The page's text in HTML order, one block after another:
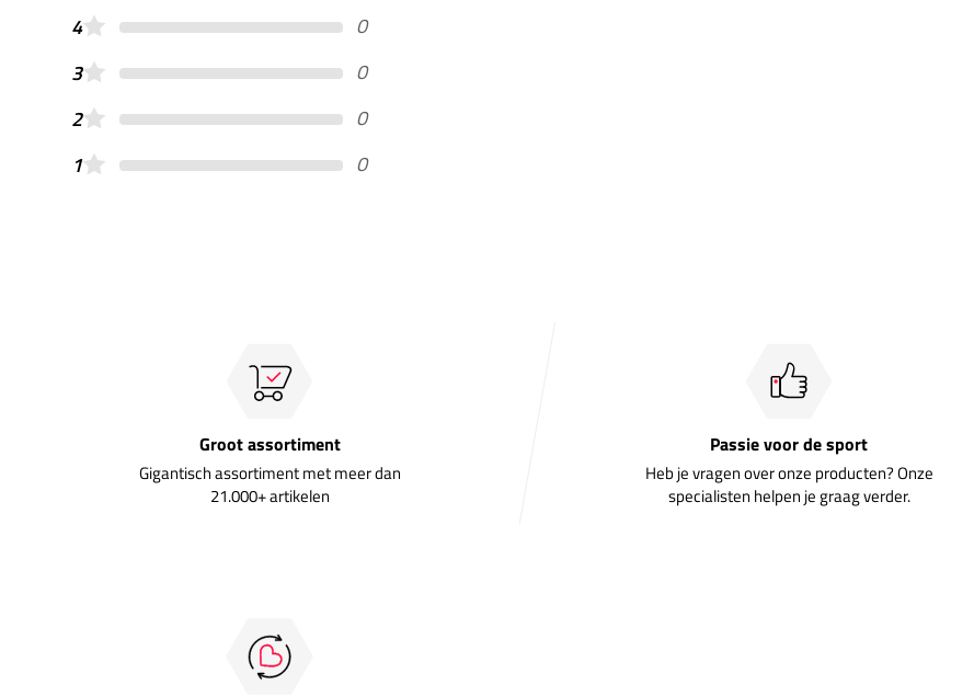
4
0
3
0
2
0
1
0
Groot assortiment
Gigantisch assortiment met meer dan
21.000+ artikelen
Passie voor de sport
Heb je vragen over onze producten? Onze
specialisten helpen je graag verder.